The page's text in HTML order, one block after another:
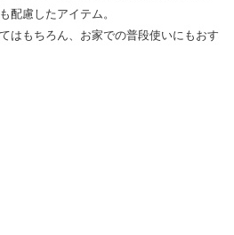
配慮したアイテム。
はもちろん、お家での普段使いにもおす